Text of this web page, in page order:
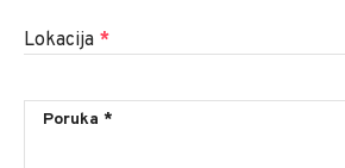
Lokacija *